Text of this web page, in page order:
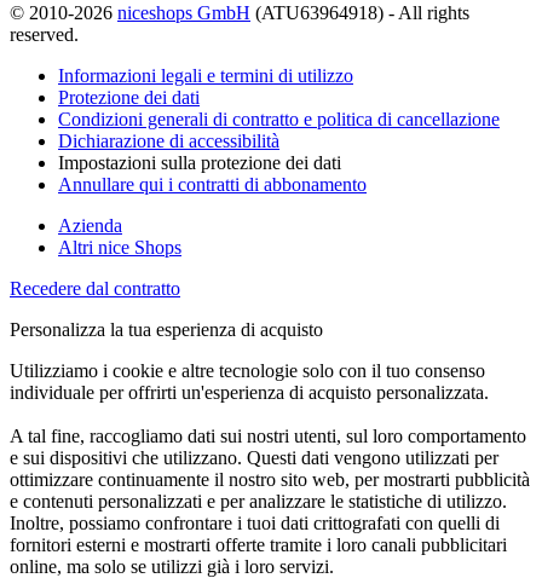
© 2010-2026 niceshops GmbH (ATU63964918) - All rights
reserved.
Informazioni legali e termini di utilizzo
Protezione dei dati
Condizioni generali di contratto e politica di cancellazione
Dichiarazione di accessibilità
Impostazioni sulla protezione dei dati
Annullare qui i contratti di abbonamento
Azienda
Altri nice Shops
Recedere dal contratto
Personalizza la tua esperienza di acquisto
Utilizziamo i cookie e altre tecnologie solo con il tuo consenso
individuale per offrirti un'esperienza di acquisto personalizzata.
A tal fine, raccogliamo dati sui nostri utenti, sul loro comportamento
e sui dispositivi che utilizzano. Questi dati vengono utilizzati per
ottimizzare continuamente il nostro sito web, per mostrarti pubblicità
e contenuti personalizzati e per analizzare le statistiche di utilizzo.
Inoltre, possiamo confrontare i tuoi dati crittografati con quelli di
fornitori esterni e mostrarti offerte tramite i loro canali pubblicitari
online, ma solo se utilizzi già i loro servizi.